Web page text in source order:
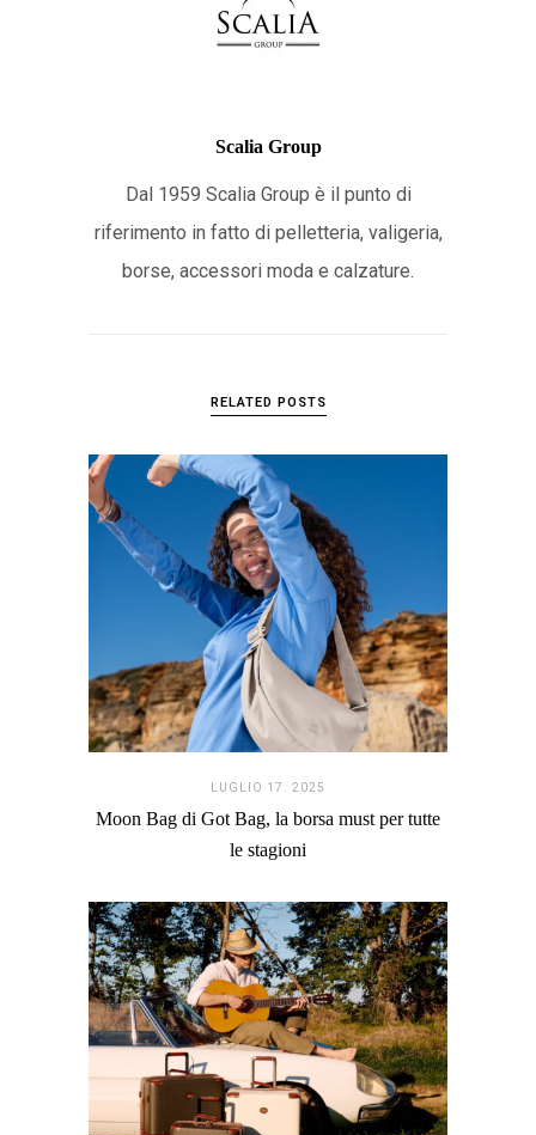
Scalia Group
Dal 1959 Scalia Group è il punto di
riferimento in fatto di pelletteria, valigeria,
borse, accessori moda e calzature.
RELATED POSTS
LUGLIO 17. 2025
Moon Bag di Got Bag, la borsa must per tutte
le stagioni